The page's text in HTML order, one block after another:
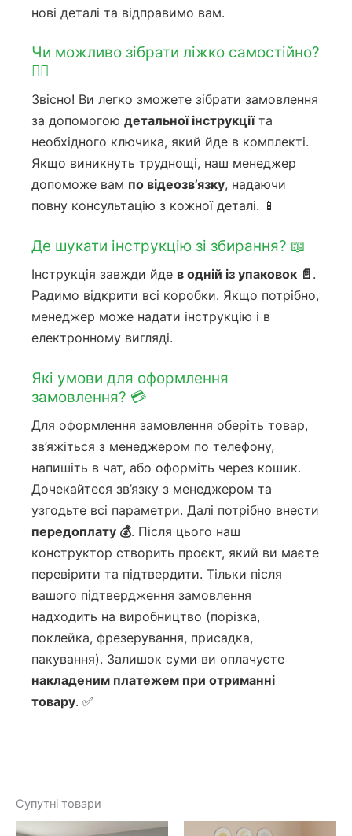
нові деталі та відправимо вам.
Чи можливо зібрати ліжко самостійно?
👷‍♀️
Звісно! Ви легко зможете зібрати замовлення
за допомогою детальної інструкціїта
необхідного ключика, який йде в комплекті.
Якщо виникнуть труднощі, наш менеджер
допоможе вам по відеозв’язку, надаючи
повну консультацію з кожної деталі. 📱
Де шукати інструкцію зі збирання? 📖
Інструкція завжди йде в одній із упаковок 📄 .
Радимо відкрити всі коробки. Якщо потрібно,
менеджер може надати інструкцію і в
електронному вигляді.
Які умови для оформлення
замовлення? 💳
Для оформлення замовлення оберіть товар,
зв’яжіться з менеджером по телефону,
напишіть в чат, або оформіть через кошик.
Дочекайтеся зв’язку з менеджером та
узгодьте всі параметри. Далі потрібно внести
передоплату 💰. Після цього наш
конструктор створить проєкт, який ви маєте
перевірити та підтвердити. Тільки після
вашого підтвердження замовлення
надходить на виробництво (порізка,
поклейка, фрезерування, присадка,
пакування). Залишок суми ви оплачуєте
накладеним платежем при отриманні
товару. ✅
Супутні товари